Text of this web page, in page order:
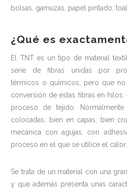
bolsas, gamuzas, papel pintado,
¿Qué es
El TNT es un tipo de material
serie de fibras unidas por
térmicos o químicos, pero que
conversión de estas fibras en
proceso de tejido.
colocadas; bien en capas, bien
mecánica con agujas, con
proceso en el que se utilice el calor.
Se trata de un material con una
y que además presenta unas